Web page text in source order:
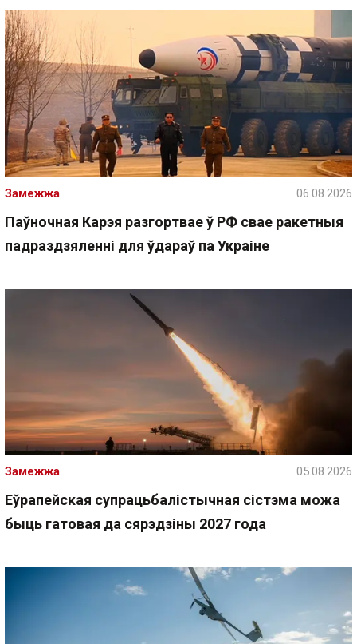
Паўночная Карэя разгортвае ў РФ свае ракетныя
падраздзяленні для ўдараў па Украіне
Замежжа 06.08.2026
Еўрапейская супрацьбалістычная сістэма можа
быць гатовая да сярэдзіны 2027 года
Замежжа 05.08.2026